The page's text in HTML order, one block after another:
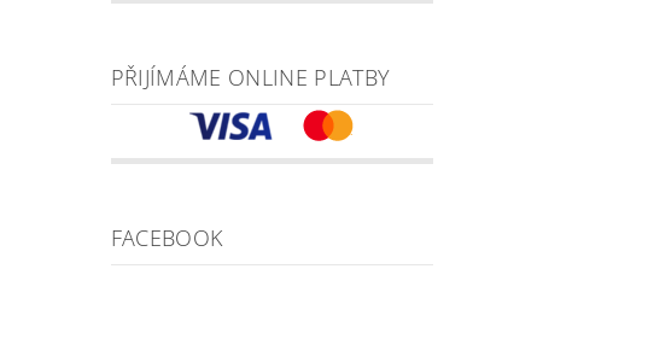
PŘIJÍMÁME ONLINE PLATBY
FACEBOOK